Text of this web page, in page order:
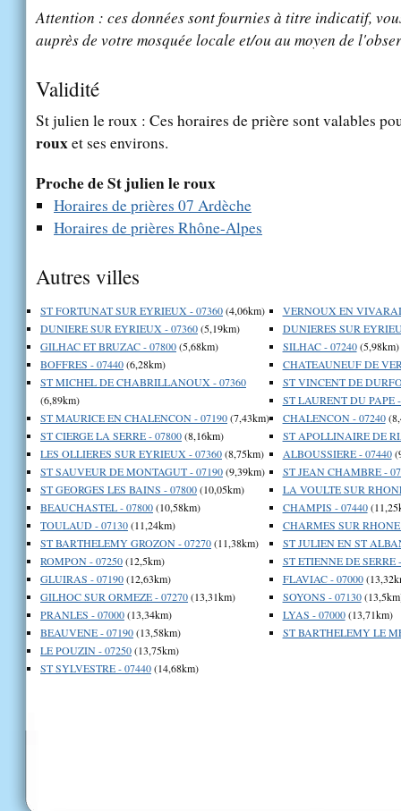
Attention : ces données sont fournies à titre indicatif,
auprès de votre mosquée locale et/ou au moyen de
Validité
St julien le roux : Ces horaires de prière sont valables
rouxet ses environs.
Proche de St julien le roux
Horaires de prières 07 Ardèche
Horaires de prières Rhône-Alpes
Autres villes
ST FORTUNAT SUR EYRIEUX - 07360(4,06km)
DUNIERE SUR EYRIEUX - 07360(5,19km)
GILHAC ET BRUZAC - 07800(5,68km)
BOFFRES - 07440(6,28km)
ST MICHEL DE CHABRILLANOUX - 07360
(6,89km)
ST MAURICE EN CHALENCON - 07190(7,43km)
ST CIERGE LA SERRE - 07800(8,16km)
LES OLLIERES SUR EYRIEUX - 07360(8,75km)
ST SAUVEUR DE MONTAGUT - 07190(9,39km)
ST GEORGES LES BAINS - 07800(10,05km)
BEAUCHASTEL - 07800(10,58km)
TOULAUD - 07130(11,24km)
ST BARTHELEMY GROZON - 07270(11,38km)
ROMPON - 07250(12,5km)
GLUIRAS - 07190(12,63km)
GILHOC SUR ORMEZE - 07270(13,31km)
PRANLES - 07000(13,34km)
BEAUVENE - 07190(13,58km)
LE POUZIN - 07250(13,75km)
ST SYLVESTRE - 07440(14,68km)
VERNOUX EN
DUNIERES SUR
SILHAC - 07240(5,98km)
CHATEAUNEUF DE
ST VINCENT DE
ST LAURENT DU PAPE
CHALENCON - 07240
ST APOLLINAIRE DE
ALBOUSSIERE - 07440
ST JEAN CHAMBRE -
LA VOULTE SUR
CHAMPIS - 07440
CHARMES SUR RHONE
ST JULIEN EN ST
ST ETIENNE DE SERRE
FLAVIAC - 07000
SOYONS - 07130
LYAS - 07000(13,71km)
ST BARTHELEMY LE